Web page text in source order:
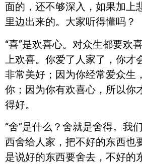
面的，还不够深入，如果加上
里边出来的。大家听得懂吗？
“喜”是欢喜心。对众生都要欢
上欢喜。你爱了人家了，你才
非常美好；因为你经常爱众生
你；因为你有欢喜心，所以你
得好。
“舍”是什么？舍就是舍得。我
西舍给人家，把不好的东西也
是说好的东西要舍去，不好的